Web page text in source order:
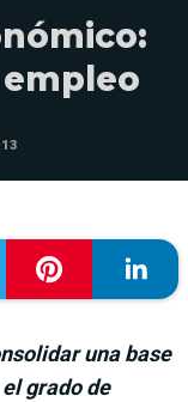
una base
grado de